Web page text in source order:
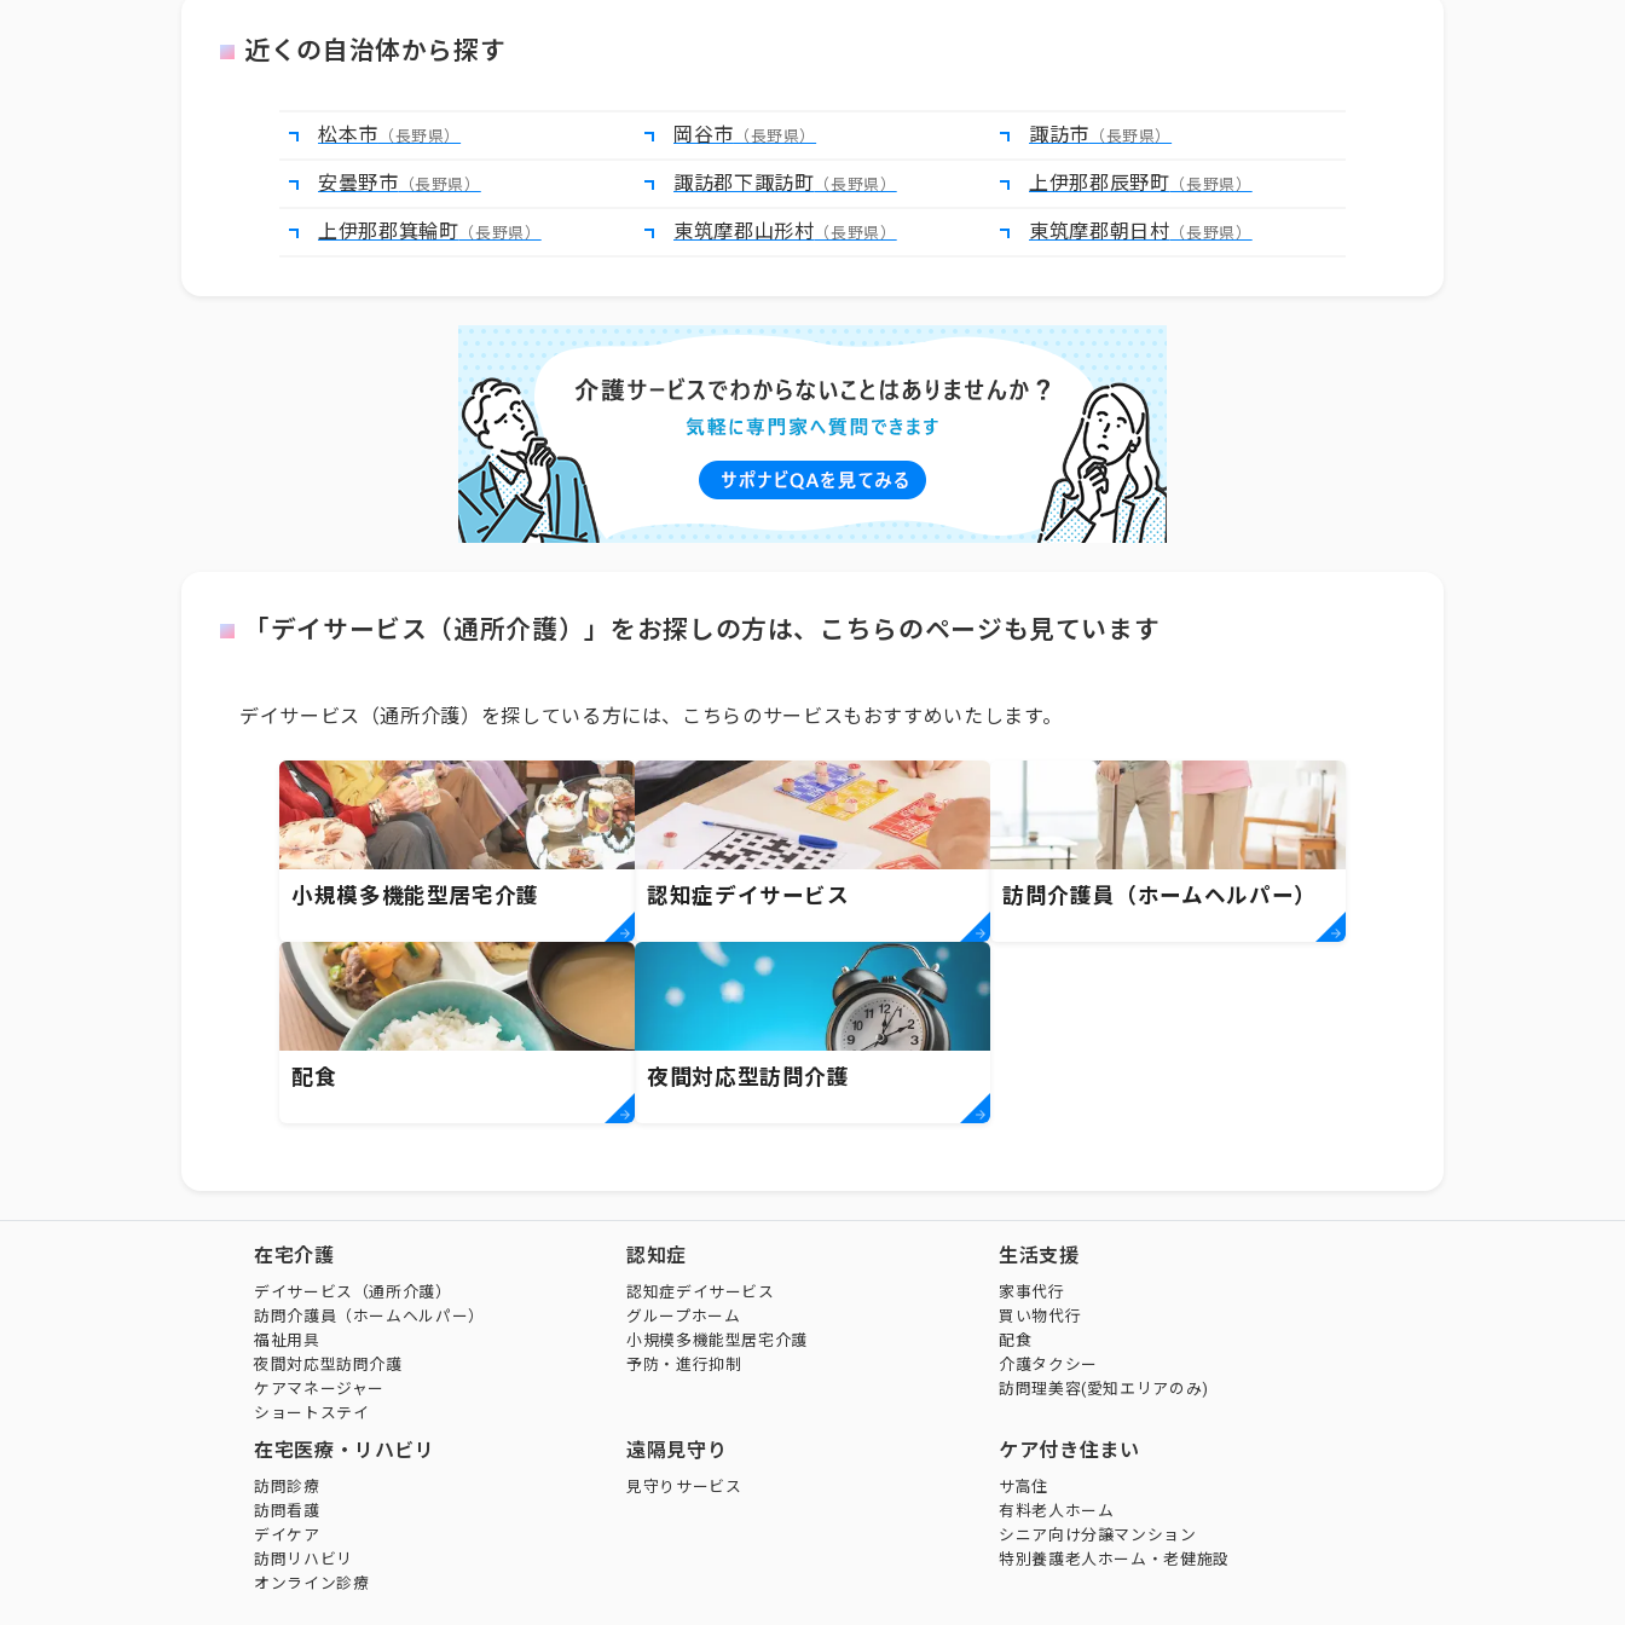
近くの自治体から探す
松本市 （長野県） 岡谷市 （長野県） 諏訪市 （長野県）
安曇野市 （長野県） 諏訪郡下諏訪町 （長野県） 上伊那郡辰野町 （長野県）
上伊那郡箕輪町 （長野県） 東筑摩郡山形村 （長野県） 東筑摩郡朝日村 （長野県）
「デイサービス（通所介護）」をお探しの方は、こちらのページも見ています
デイサービス（通所介護）を探している方には、こちらのサービスもおすすめいたします。
小規模多機能型居宅介護 認知症デイサービス 訪問介護員（ホームヘルパー）
配食 夜間対応型訪問介護
在宅介護
デイサービス（通所介護）
訪問介護員（ホームヘルパー）
福祉用具
夜間対応型訪問介護
ケアマネージャー
ショートステイ
認知症
認知症デイサービス
グループホーム
小規模多機能型居宅介護
予防・進行抑制
生活支援
家事代行
買い物代行
配食
介護タクシー
訪問理美容(愛知エリアのみ)
在宅医療・リハビリ
訪問診療
訪問看護
デイケア
訪問リハビリ
オンライン診療
遠隔見守り
見守りサービス
ケア付き住まい
サ高住
有料老人ホーム
シニア向け分譲マンション
特別養護老人ホーム・老健施設